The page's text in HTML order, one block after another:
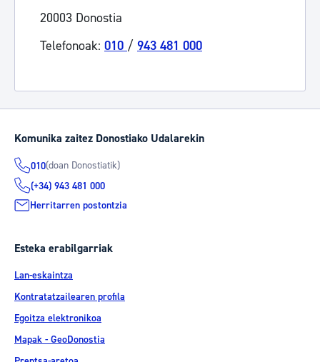
20003 Donostia
Telefonoak: 010 / 943 481 000
Komunika zaitez Donostiako Udalarekin
010(doan Donostiatik)
(+34) 943 481 000
Herritarren postontzia
Esteka erabilgarriak
Lan-eskaintza
Kontratatzailearen profila
Egoitza elektronikoa
Mapak - GeoDonostia